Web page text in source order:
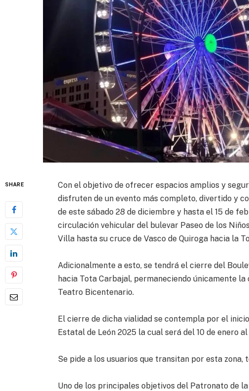
SHARE
Con el objetivo de ofrecer espacios amplios y
disfruten de un evento más completo, divertido y
de este sábado 28 de diciembre y hasta el 15 de
circulación vehicular del bulevar Paseo de los
Villa hasta su cruce de Vasco de Quiroga hacia la
Adicionalmente a esto, se tendrá el cierre del
hacia Tota Carbajal, permaneciendo únicamente
Teatro Bicentenario.
El cierre de dicha vialidad se contempla por el
Estatal de León 2025 la cual será del 10 de enero
Se pide a los usuarios que transitan por esta
Uno de los principales objetivos del Patronato de